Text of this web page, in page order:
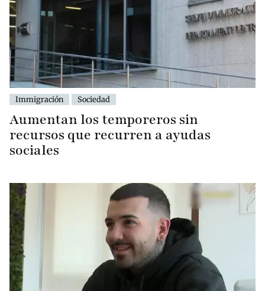
Immigración Sociedad
Aumentan los temporeros sin
recursos que recurren a ayudas
sociales